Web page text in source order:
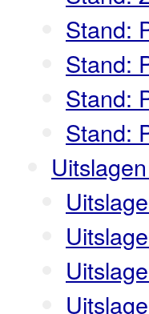
Stand:
Stand:
Stand:
Stand: